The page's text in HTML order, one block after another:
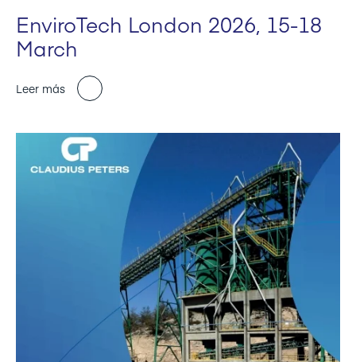
EnviroTech London 2026, 15-18
March
Leer más